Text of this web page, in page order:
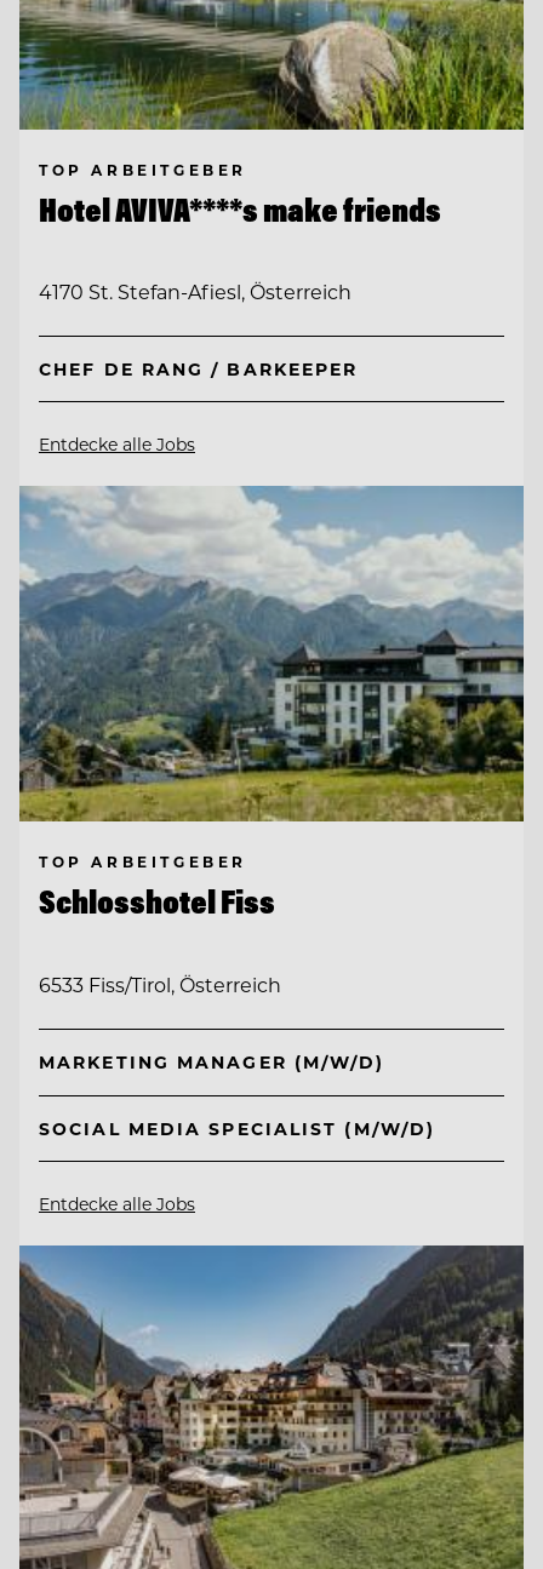
TOP ARBEITGEBER
Hotel AVIVA****s make friends
4170 St. Stefan-Afiesl, Österreich
CHEF DE RANG / BARKEEPER
Entdecke alle Jobs
TOP ARBEITGEBER
Schlosshotel Fiss
6533 Fiss/Tirol, Österreich
MARKETING MANAGER (M/W/D)
SOCIAL MEDIA SPECIALIST (M/W/D)
Entdecke alle Jobs